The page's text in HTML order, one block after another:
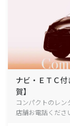
ナビ・ＥＴＣ
賀】
コンパクトのレ
店舗お電話くださ